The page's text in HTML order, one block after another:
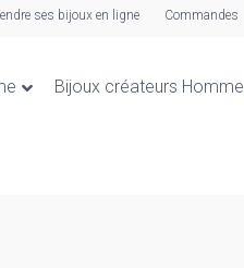
ses bijoux en ligne Commandes
Bijoux créateurs Homme